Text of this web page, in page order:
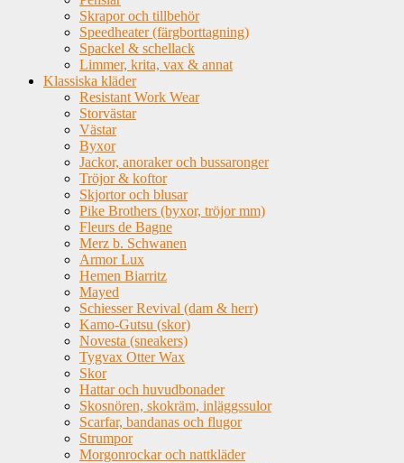
Skrapor och tillbehör
Speedheater (färgborttagning)
Spackel & schellack
Limmer, krita, vax & annat
Klassiska kläder
Resistant Work Wear
Storvästar
Västar
Byxor
Jackor, anoraker och bussaronger
Tröjor & koftor
Skjortor och blusar
Pike Brothers (byxor, tröjor mm)
Fleurs de Bagne
Merz b. Schwanen
Armor Lux
Hemen Biarritz
Mayed
Schiesser Revival (dam & herr)
Kamo-Gutsu (skor)
Novesta (sneakers)
Tygvax Otter Wax
Skor
Hattar och huvudbonader
Skosnören, skokräm, inläggssulor
Scarfar, bandanas och flugor
Strumpor
Morgonrockar och nattkläder